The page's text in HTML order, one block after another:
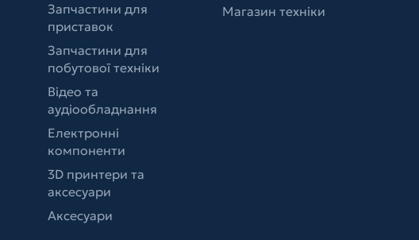
Запчастини для
приставок
Запчастини для
побутової техніки
Відео та
аудіообладнання
Електронні
компоненти
3D принтери та
аксесуари
Аксесуари
Магазин техніки